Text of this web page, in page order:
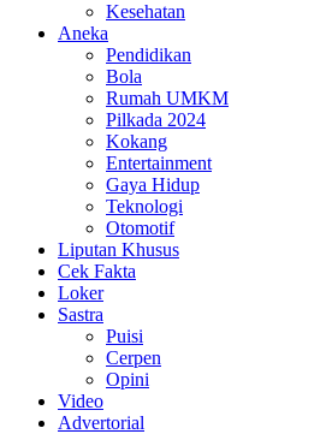
Kesehatan
Aneka
Pendidikan
Bola
Rumah UMKM
Pilkada 2024
Kokang
Entertainment
Gaya Hidup
Teknologi
Otomotif
Liputan Khusus
Cek Fakta
Loker
Sastra
Puisi
Cerpen
Opini
Video
Advertorial